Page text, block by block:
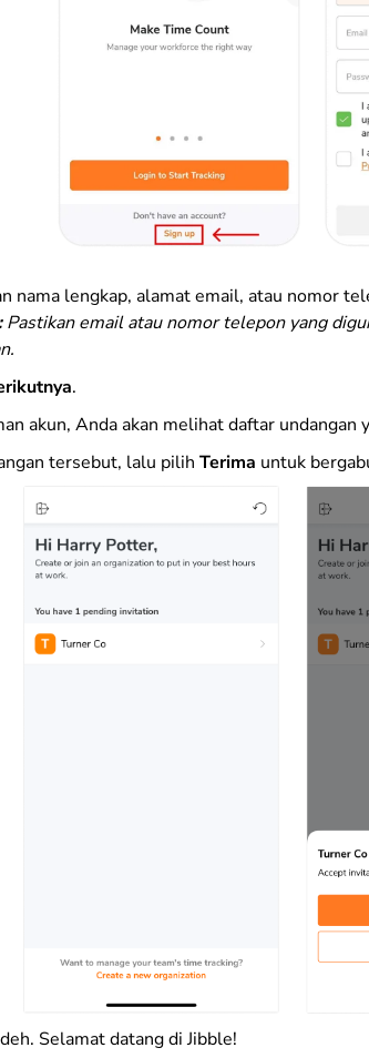
nama lengkap, alamat email, atau nomor
Pastikan email atau nomor telepon yang
.
akun, Anda akan melihat daftar undangan
tersebut, lalu pilih Terima untuk
Selamat datang di Jibble!